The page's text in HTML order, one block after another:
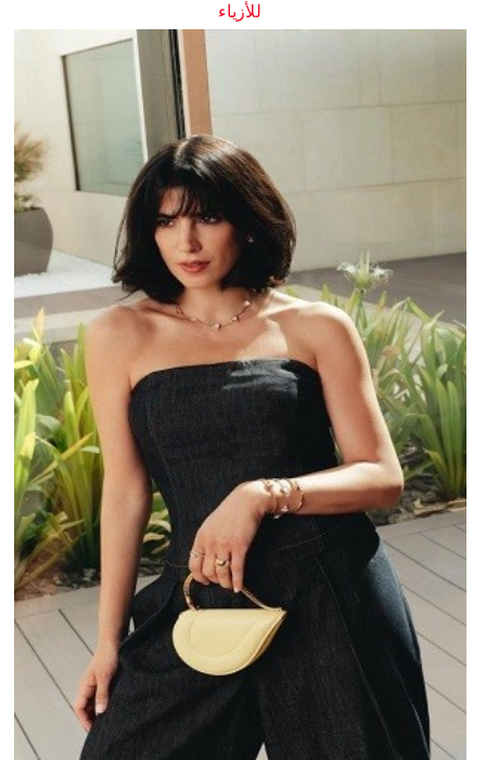
للأزياء